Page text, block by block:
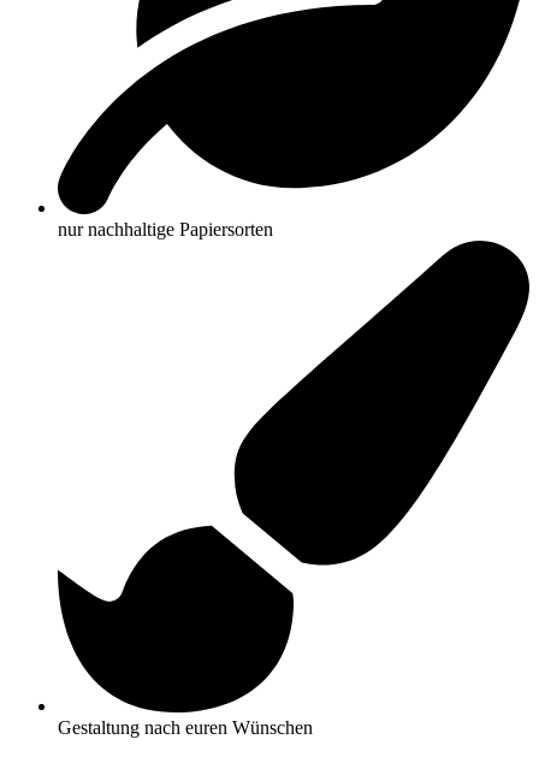
nur nachhaltige Papiersorten
Gestaltung nach euren Wünschen